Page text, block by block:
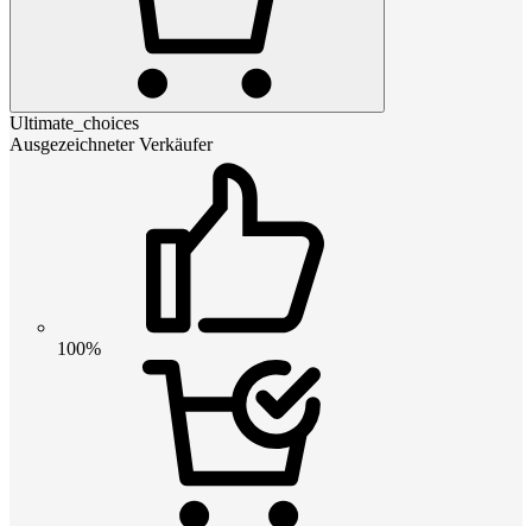
Ultimate_choices
Ausgezeichneter Verkäufer
100%